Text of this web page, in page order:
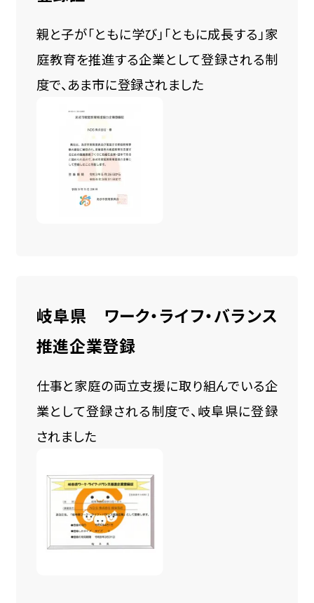
親と子が「ともに学び」「ともに成長する」家
庭教育を推進する企業として登録される制
度で、あま市に登録されました
岐阜県 ワーク・ライフ・バランス
推進企業登録
仕事と家庭の両立支援に取り組んでいる企
業として登録される制度で、岐阜県に登録
されました